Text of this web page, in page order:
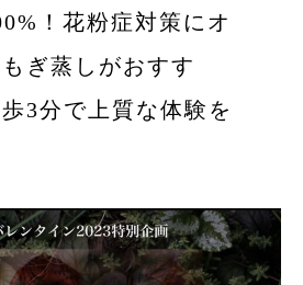
！花粉症対策にオ
ぎ蒸しがおすす
3分で上質な体験を